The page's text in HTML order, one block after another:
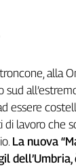
alla
sud
essere
di lavoro che
La nuova